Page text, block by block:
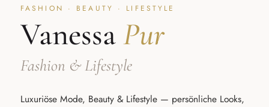
FASHION · BEAUTY · LIFESTYLE
VanessaPur
Fashion & Lifestyle
Luxuriöse Mode, Beauty & Lifestyle — persönliche Looks,